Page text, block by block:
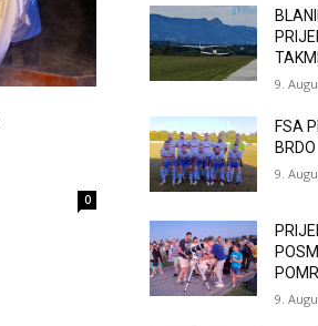
0
9.
FSA
BRDO
9.
9.